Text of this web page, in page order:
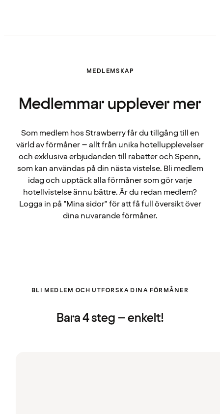
MEDLEMSKAP
Medlemmar upplever mer
Som medlem hos Strawberry får du tillgång till en
värld av förmåner – allt från unika hotellupplevelser
och exklusiva erbjudanden till rabatter och Spenn,
som kan användas på din nästa vistelse. Bli medlem
idag och upptäck alla förmåner som gör varje
hotellvistelse ännu bättre. Är du redan medlem?
Logga in på "Mina sidor" för att få full översikt över
dina nuvarande förmåner.
BLI MEDLEM OCH UTFORSKA DINA FÖRMÅNER
Bara 4 steg – enkelt!